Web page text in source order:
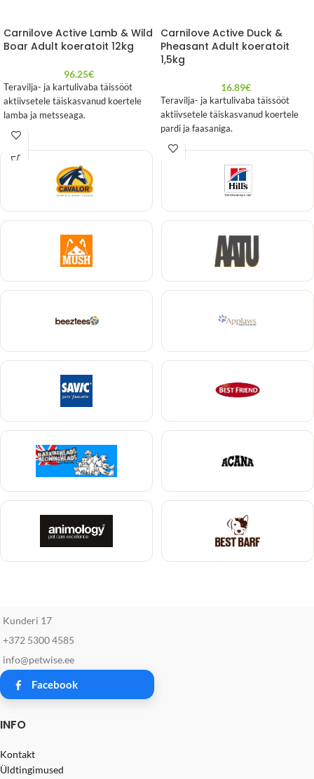
Carnilove Active Lamb & Wild
Boar Adult koeratoit 12kg
96.25€
Teravilja- ja kartulivaba täissööt
aktiivsetele täiskasvanud koertele
lamba ja metsseaga.
Carnilove Active Duck &
Pheasant Adult koeratoit
1,5kg
16.89€
Teravilja- ja kartulivaba täissööt
aktiivsetele täiskasvanud koertele
pardi ja faasaniga.
Kunderi 17
+372 5300 4585
info@petwise.ee
Facebook
INFO
Kontakt
Üldtingimused